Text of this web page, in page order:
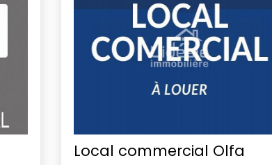
Local commercial Olfa